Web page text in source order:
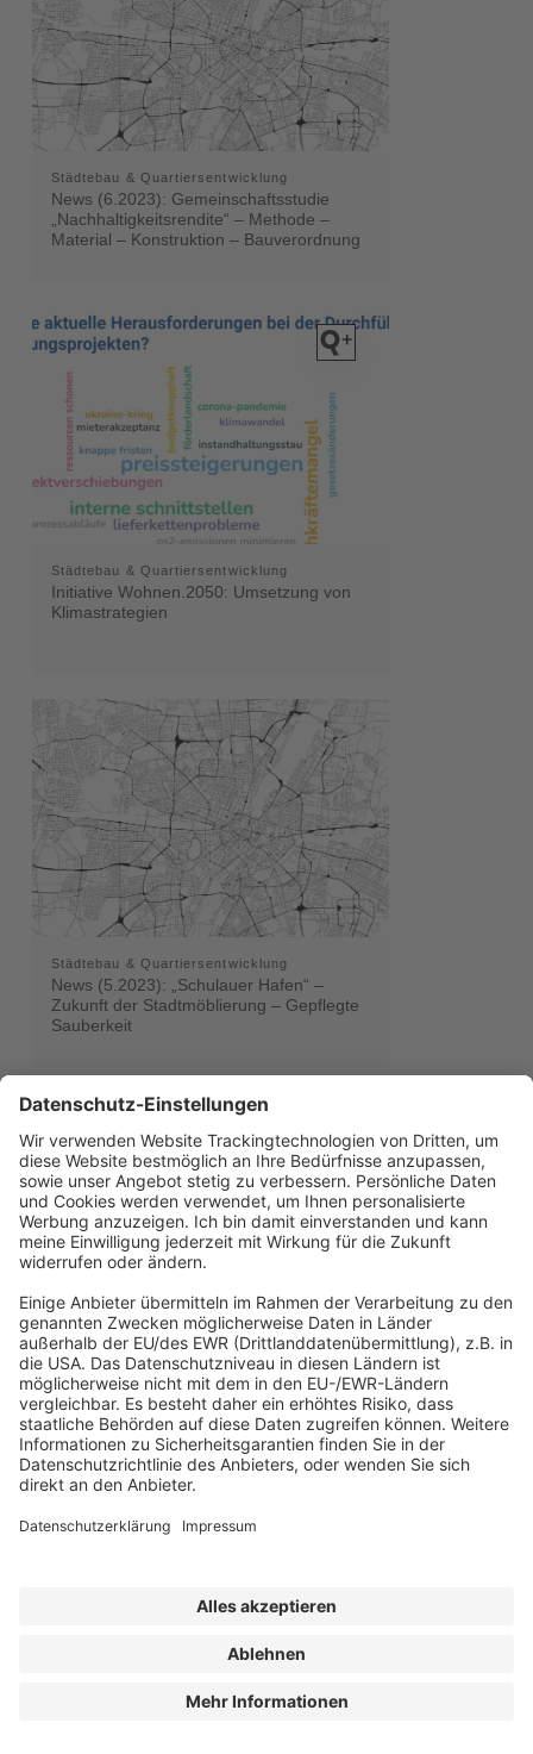
Städtebau & Quartiersentwicklung
News (6.2023): Gemeinschaftsstudie
„Nachhaltigkeitsrendite“ – Methode –
Material – Konstruktion – Bauverordnung
Städtebau & Quartiersentwicklung
Initiative Wohnen.2050: Umsetzung von
Klimastrategien
Städtebau & Quartiersentwicklung
News (5.2023): „Schulauer Hafen“ –
Zukunft der Stadtmöblierung – Gepflegte
Sauberkeit
Städtebau & Quartiersentwicklung
Planung von Radverkehrsnebenanlagen:
Fahrradparken